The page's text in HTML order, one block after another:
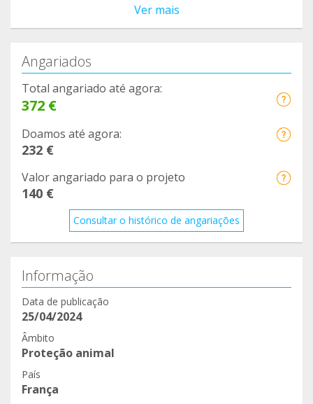
Ver mais
Angariados
Total angariado até agora:
372 €
Doamos até agora:
232 €
Valor angariado para o projeto
140 €
Consultar o histórico de angariações
Informação
Data de publicação
25/04/2024
Âmbito
Proteção animal
País
França